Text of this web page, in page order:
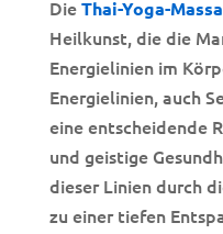
DieThai-Yoga-
Heilkunst, die die
Energielinien im
Energielinien, auch
eine entscheidende
und geistige
dieser Linien durch
zu einer tiefen